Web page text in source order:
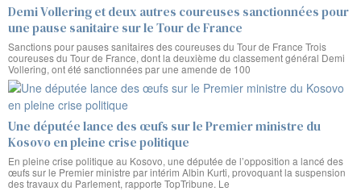
Demi Vollering et deux autres coureuses sanctionnées pour
une pause sanitaire sur le Tour de France
Sanctions pour pauses sanitaires des coureuses du Tour de France Trois
coureuses du Tour de France, dont la deuxième du classement général Demi
Vollering, ont été sanctionnées par une amende de 100
Une députée lance des œufs sur le Premier ministre du
Kosovo en pleine crise politique
En pleine crise politique au Kosovo, une députée de l’opposition a lancé des
œufs sur le Premier ministre par intérim Albin Kurti, provoquant la suspension
des travaux du Parlement, rapporte TopTribune. Le